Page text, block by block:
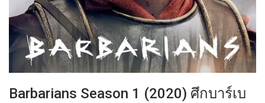
Barbarians Season 1 (2020) ศึกบาร์เบ